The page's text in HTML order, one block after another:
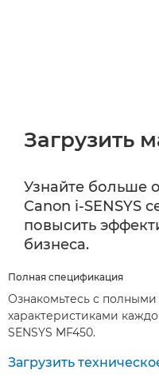
Загрузить
Узнайте больше
Canon i-SENSYS
повысить
бизнеса.
Полная спецификация
Ознакомьтесь с
характеристиками
SENSYS MF450.
Загрузить